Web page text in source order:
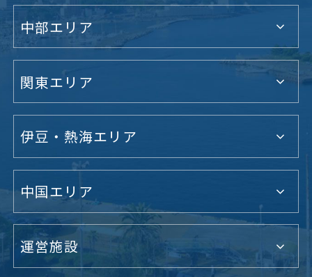
中部エリア
関東エリア
伊豆・熱海エリア
中国エリア
運営施設